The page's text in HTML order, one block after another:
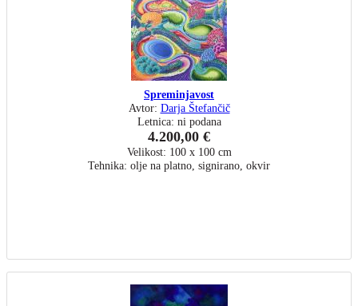
Spreminjavost
Avtor: Darja Štefančič
Letnica: ni podana
4.200,00 €
Velikost: 100 x 100 cm
Tehnika: olje na platno, signirano, okvir